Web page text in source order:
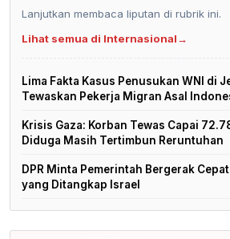
Lanjutkan membaca liputan di rubrik ini.
Lihat semua di Internasional→
Lima Fakta Kasus Penusukan WNI di
Tewaskan Pekerja Migran Asal
Krisis Gaza: Korban Tewas Capai
Diduga Masih Tertimbun Reruntuhan
DPR Minta Pemerintah Bergerak Cepat
yang Ditangkap Israel